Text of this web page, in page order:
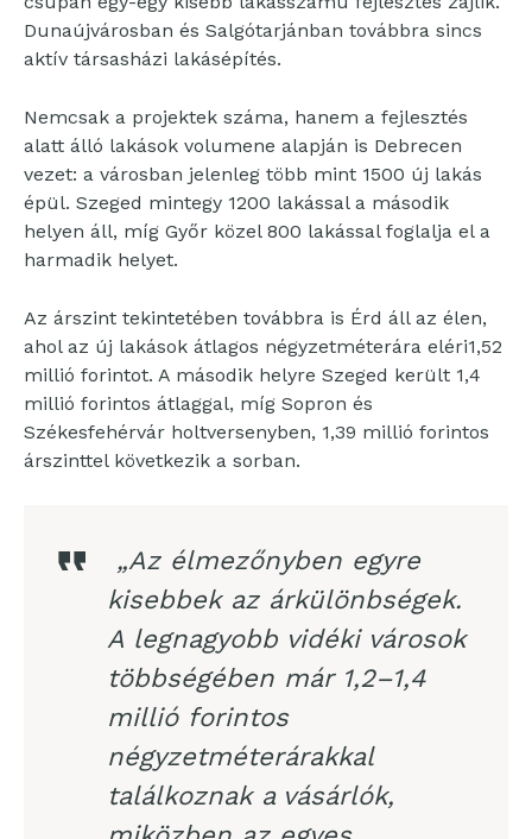
Dunaújvárosban és Salgótarjánban továbbra sincs
aktív társasházi lakásépítés.
Nemcsak a projektek száma, hanem a fejlesztés
alatt álló lakások volumene alapján is Debrecen
vezet: a városban jelenleg több mint 1500 új lakás
épül. Szeged mintegy 1200 lakással a második
helyen áll, míg Győr közel 800 lakással foglalja el a
harmadik helyet.
Az árszint tekintetében továbbra is Érd áll az élen,
ahol az új lakások átlagos négyzetméterára eléri1,52
millió forintot. A második helyre Szeged került 1,4
millió forintos átlaggal, míg Sopron és
Székesfehérvár holtversenyben, 1,39 millió forintos
árszinttel következik a sorban.
„Az élmezőnyben egyre
kisebbek az árkülönbségek.
A legnagyobb vidéki városok
többségében már 1,2–1,4
millió forintos
négyzetméterárakkal
találkoznak a vásárlók,